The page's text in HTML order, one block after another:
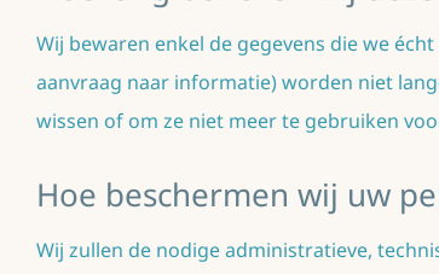
Wij bewaren enkel de gegevens die we
aanvraag naar informatie) worden niet
wissen of om ze niet meer te gebruiken
Hoe beschermen wij uw
Wij zullen de nodige administratieve,